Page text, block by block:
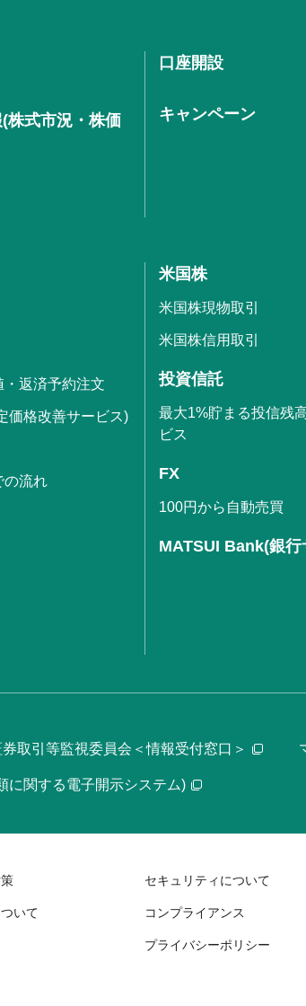
株式市況・株価
口座開設
キャンペーン
返済予約注文
価格改善サービス)
の流れ
米国株
米国株現物取引
米国株信用取引
投資信託
最大1%貯まる投信残
ビス
FX
100円から自動売買
MATSUI Bank(銀行
取引等監視委員会＜情報受付窓口＞
に関する電子開示システム)
セキュリティについて
いて コンプライアンス
プライバシーポリシー